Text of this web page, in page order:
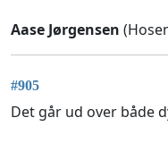
Aase Jørgensen
#905
Det går ud over både